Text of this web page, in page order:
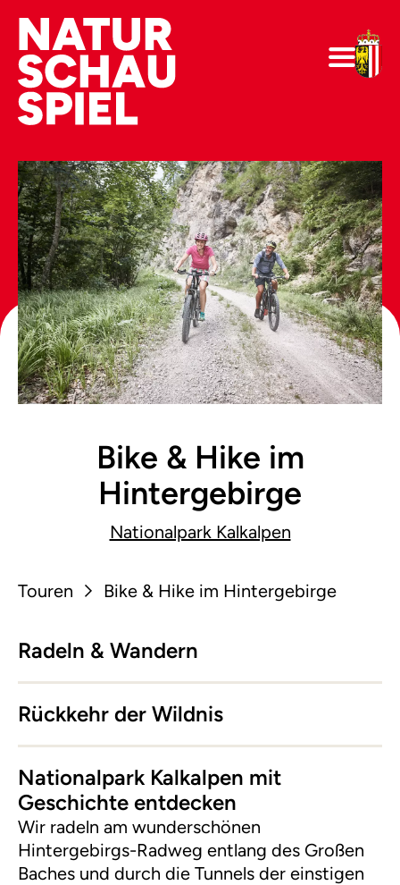
Bike & Hike im
Hintergebirge
Nationalpark Kalkalpen
Touren Bike & Hike im Hintergebirge
Radeln & Wandern
Rückkehr der Wildnis
Nationalpark Kalkalpen mit
Geschichte entdecken
Wir radeln am wunderschönen
Hintergebirgs-Radweg entlang des Großen
Baches und durch die Tunnels der einstigen